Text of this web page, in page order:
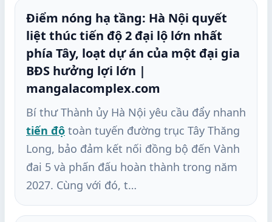
Điểm nóng hạ tầng: Hà Nội quyết
liệt thúc tiến độ 2 đại lộ lớn nhất
phía Tây, loạt dự án của một đại gia
BĐS hưởng lợi lớn |
mangalacomplex.com
Bí thư Thành ủy Hà Nội yêu cầu đẩy nhanh
tiến độ toàn tuyến đường trục Tây Thăng
Long, bảo đảm kết nối đồng bộ đến Vành
đai 5 và phấn đấu hoàn thành trong năm
2027. Cùng với đó, t…